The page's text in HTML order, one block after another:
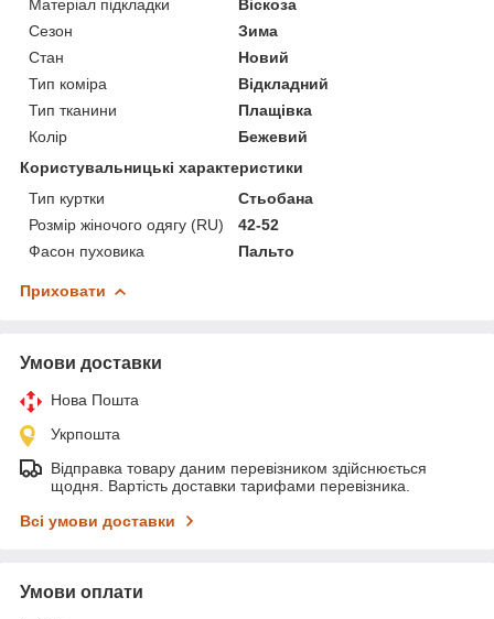
Матеріал підкладки
Віскоза
Сезон
Зима
Стан
Новий
Тип коміра
Відкладний
Тип тканини
Плащівка
Колір
Бежевий
Користувальницькі характеристики
Тип куртки
Стьобана
Розмір жіночого одягу (RU)
42-52
Фасон пуховика
Пальто
Приховати
Умови доставки
Нова Пошта
Укрпошта
Відправка товару даним перевізником здійснюється
щодня. Вартість доставки тарифами перевізника.
Всі умови доставки
Умови оплати